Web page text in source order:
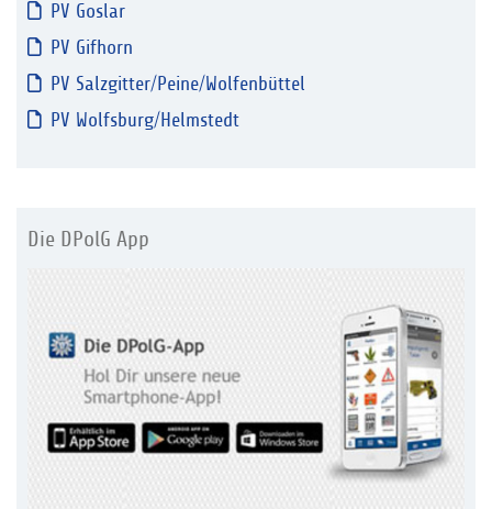
PV Goslar
PV Gifhorn
PV Salzgitter/Peine/Wolfenbüttel
PV Wolfsburg/Helmstedt
Die DPolG App